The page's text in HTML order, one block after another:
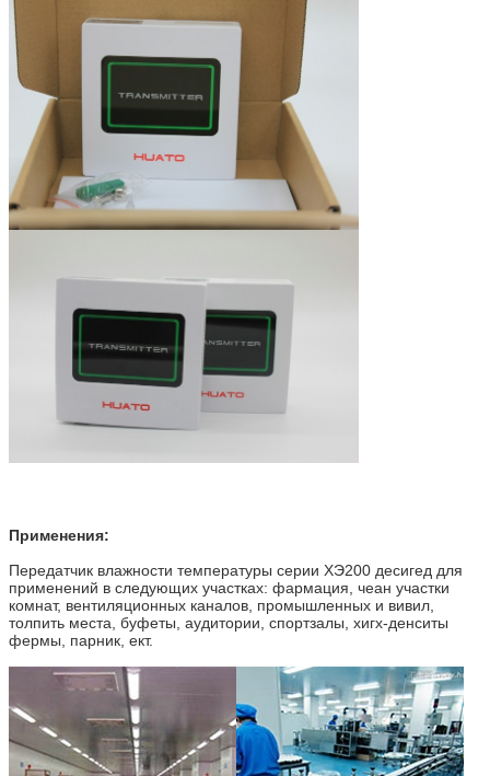
Применения:
Передатчик влажности температуры серии ХЭ200 десигед для
применений в следующих участках: фармация, чеан участки
комнат, вентиляционных каналов, промышленных и вивил,
толпить места, буфеты, аудитории, спортзалы, хигх-денситы
фермы, парник, ект.